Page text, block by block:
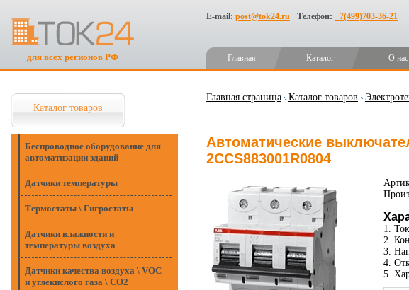
для всех регионов РФ
E-mail: post@tok24.ru Телефон: +7(499)703-36-21
Главная Каталог О нас
Каталог товаров
Беспроводное оборудование для
автоматизации зданий
Датчики температуры
Термостаты \ Гигростаты
Датчики влажности и
температуры воздуха
Датчики качества воздуха \ VOC
и углекислого газа \ CO2
Главная страница Каталог товаров
Автоматические
2CCS883001R0804
1.
2.
3.
4.
5.